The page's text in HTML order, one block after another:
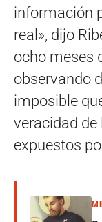
información
real», dijo
ocho meses
observando
imposible
veracidad
expuestos